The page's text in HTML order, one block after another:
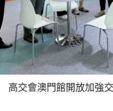
高交會澳門館開放加強